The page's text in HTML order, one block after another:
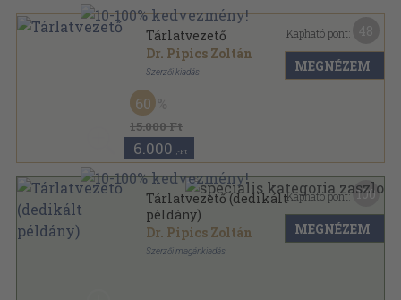
Tárlatvezető
Dr. Pipics Zoltán
Szerzői kiadás
Félbőr
15.000 Ft
60
6.000 ,-Ft
Kapható pont:
MEGNÉZEM
Tárlatvezető (dedikált
példány)
Dr. Pipics Zoltán
Szerzői magánkiadás
Kapható pont: 100
MEGNÉZEM